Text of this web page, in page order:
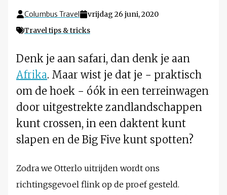
Columbus Travel
vrijdag 26 juni, 2020
Travel tips & tricks
Denk je aan safari, dan denk je aan
Afrika. Maar wist je dat je − praktisch
om de hoek − óók in een terreinwagen
door uitgestrekte zandlandschappen
kunt crossen, in een daktent kunt
slapen en de Big Five kunt spotten?
Zodra we Otterlo uitrijden wordt ons
richtingsgevoel flink op de proef gesteld.